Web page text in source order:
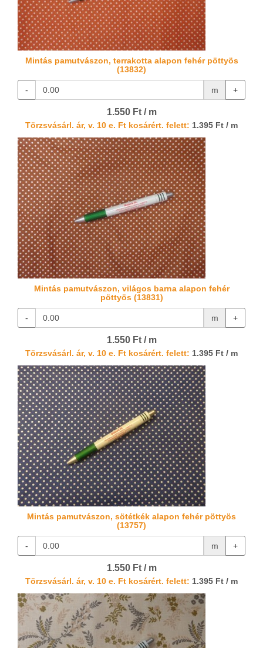
Mintás pamutvászon, terrakotta alapon fehér pöttyös
(13832)
- m +
1.550 Ft / m
Törzsvásárl. ár, v. 10 e. Ft kosárért. felett: 1.395 Ft / m
Mintás pamutvászon, világos barna alapon fehér
pöttyös (13831)
- m +
1.550 Ft / m
Törzsvásárl. ár, v. 10 e. Ft kosárért. felett: 1.395 Ft / m
Mintás pamutvászon, sötétkék alapon fehér pöttyös
(13757)
- m +
1.550 Ft / m
Törzsvásárl. ár, v. 10 e. Ft kosárért. felett: 1.395 Ft / m